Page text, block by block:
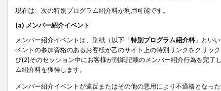
現在は、次の特別プログラム紹介料が利用可能です。
(a) メンバー紹介イベント
メンバー紹介イベントは、 別紙 （以下「特別プログラム紹介料」とい
ベントの参加資格のあるお客様が乙のサイト上の特別リンクをクリッ
び(2)そのセッション中にお客様が別紙記載のメンバー紹介行為を完了
ム紹介料を獲得します。
メンバー紹介イベントが違反またはその他の悪用により不適格となっ